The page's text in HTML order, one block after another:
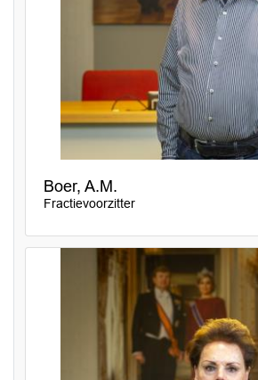
Boer, A.M.
Fractievoorzitter